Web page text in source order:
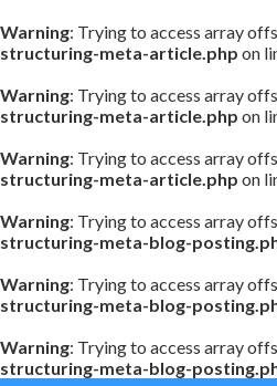
Warning: Trying to access array
structuring-meta-article.php on
Warning: Trying to access array
structuring-meta-article.php on
Warning: Trying to access array
structuring-meta-article.php on
Warning: Trying to access array
structuring-meta-blog-
Warning: Trying to access array
structuring-meta-blog-
Warning: Trying to access array
structuring-meta-blog-